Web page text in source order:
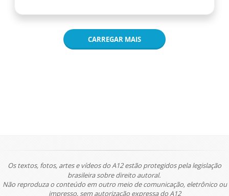
CARREGAR MAIS
Os textos, fotos, artes e vídeos do A12 estão protegidos pela legislação
brasileira sobre direito autoral.
Não reproduza o conteúdo em outro meio de comunicação, eletrônico ou
impresso, sem autorização expressa do A12